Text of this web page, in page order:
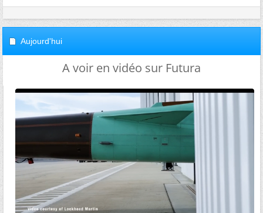
Aujourd'hui
A voir en vidéo sur Futura